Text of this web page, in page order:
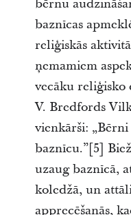
bērnu
baznīcas
reliģiskās
ņemamiem
vecāku reliģisko
V. Bredfords
vienkārši:
baznīcu.”[5]
uzaug baznīcā,
koledžā, un
apprecēšanās,